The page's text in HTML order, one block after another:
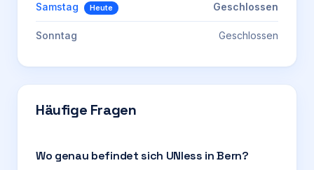
Samstag Heute Geschlossen
Sonntag Geschlossen
Häufige Fragen
Wo genau befindet sich UNIess in Bern?